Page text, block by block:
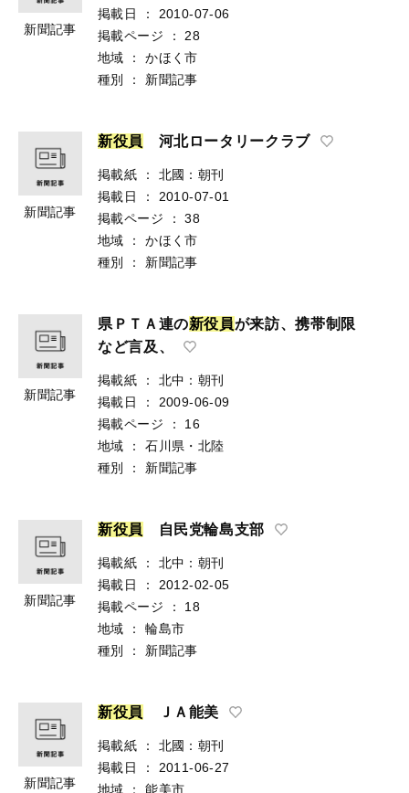
新聞記事
掲載日
：
2010-07-06
掲載ページ
：
28
地域
：
かほく市
種別
： 新聞記事
新聞記事
新役員 河北ロータリークラブ
掲載紙 ：
北國：朝刊
掲載日
：
2010-07-01
掲載ページ
：
38
地域
：
かほく市
種別
： 新聞記事
新聞記事
県ＰＴＡ連の新役 員が来訪、携帯制限
など言及、
掲載紙 ：
北中：朝刊
掲載日
：
2009-06-09
掲載ページ
：
16
地域
：
石川県・北陸
種別
： 新聞記事
新聞記事
新役員 自民党輪島支部
掲載紙 ：
北中：朝刊
掲載日
：
2012-02-05
掲載ページ
：
18
地域
：
輪島市
種別
： 新聞記事
新聞記事
新役員 ＪＡ能美
掲載紙 ：
北國：朝刊
掲載日
：
2011-06-27
地域
： 能美市